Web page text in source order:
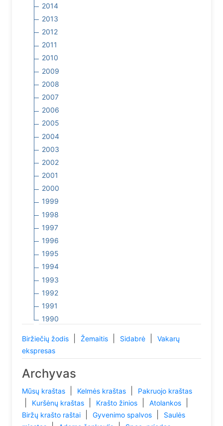
2014
2013
2012
2011
2010
2009
2008
2007
2006
2005
2004
2003
2002
2001
2000
1999
1998
1997
1996
1995
1994
1993
1992
1991
1990
Biržiečių žodis Žemaitis Sidabrė
Vakarų
ekspresas
Archyvas
Mūsų kraštas Kelmės kraštas Pakruojo kraštas
Kuršėnų kraštas Krašto žinios Atolankos
Biržų krašto raštai Gyvenimo spalvos
Saulės